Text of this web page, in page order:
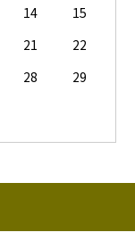
14
15
21
22
28
29